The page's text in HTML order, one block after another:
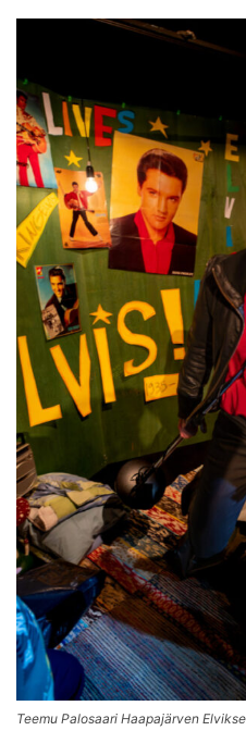
Teemu Palosaari Haapajärven